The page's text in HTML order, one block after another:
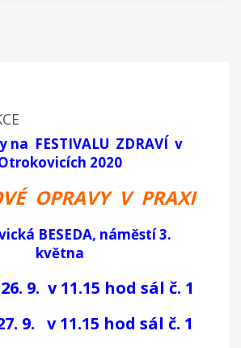
na FESTIVALU ZDRAVÍ v
2020
OPRAVY V PRAXI
BESEDA, náměstí 3.
května
9. v 11.15 hod sál č. 1
9. v 11.15 hod sál č. 1